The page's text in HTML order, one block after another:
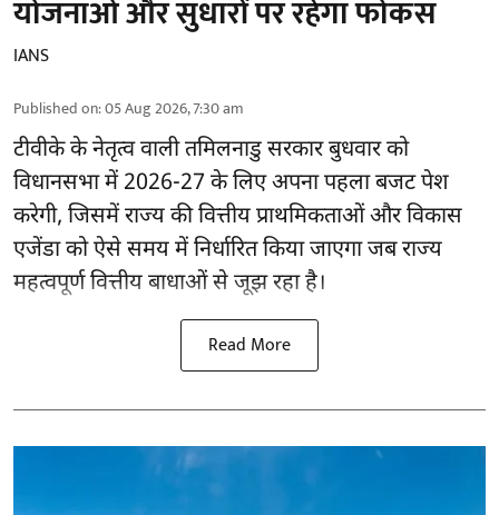
योजनाओं और सुधारों पर रहेगा फोकस
IANS
Published on:05 Aug 2026, 7:30 am
टीवीके के नेतृत्व वालीतमिलनाडु सरकारबुधवार को
विधानसभा में 2026-27 के लिए अपना पहला बजट पेश
करेगी, जिसमें राज्य की वित्तीय प्राथमिकताओं और विकास
एजेंडा को ऐसे समय में निर्धारित किया जाएगा जब राज्य
महत्वपूर्ण वित्तीय बाधाओं से जूझ रहा है।
Read More